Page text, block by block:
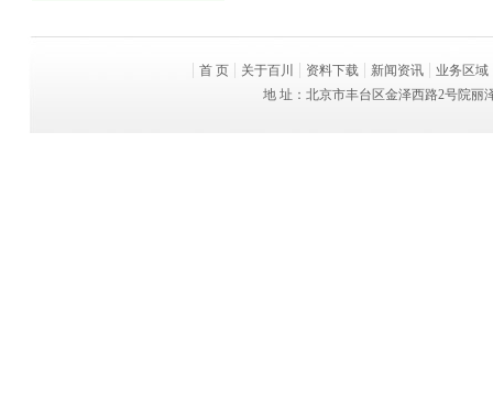
首 页 关于百川 资料下载 新闻资讯
业务区域
地 址：北京市丰台区金泽西路2号院丽